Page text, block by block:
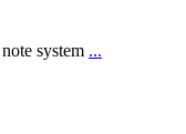
system ...